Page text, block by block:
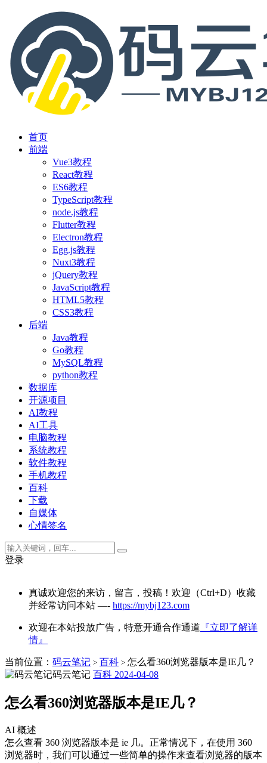
首页
前端
Vue3教程
React教程
ES6教程
TypeScript教程
node.js教程
Flutter教程
Electron教程
Egg.js教程
Nuxt3教程
jQuery教程
JavaScript教程
HTML5教程
CSS3教程
后端
Java教程
Go教程
MySQL教程
python教程
数据库
开源项目
AI教程
AI工具
电脑教程
系统教程
软件教程
手机教程
百科
下载
自媒体
心情签名
登录
真诚欢迎您的来访，留言，投稿！欢迎（Ctrl+D）收藏
并经常访问本站 —- https://mybj123.com
欢迎在本站投放广告，特意开通合作通道 『立即了解详
情』
当前位置： 码云笔记 > 百科 > 怎么看360浏览器版本是IE几？
码云笔记 百科 2024-04-08
怎么看360浏览器版本是IE几？
AI 概述
怎么查看 360 浏览器版本是 ie 几。正常情况下，在使用 360
浏览器时，我们可以通过一些简单的操作来查看浏览器的版本